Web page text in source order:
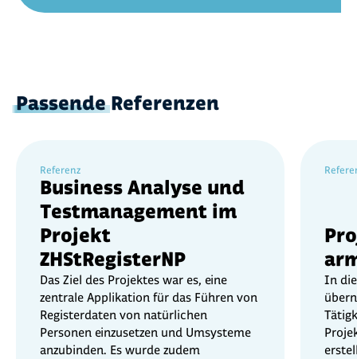
PassendeReferenzen
Referenz
Business Analyse und
Testmanagement im
Projekt
ZHStRegisterNP
Das Ziel des Projektes war es, eine
zentrale Applikation für das Führen von
Registerdaten von natürlichen
Personen einzusetzen und Umsysteme
anzubinden. Es wurde zudem
In